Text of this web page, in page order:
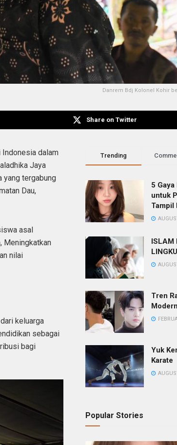
Danrem Bdj Kolonel Kohir
Share on Twitter
Indonesia dalam
Jaya
yang tergabung
Dau,
asal
Meningkatkan
nilai
keluarga
sebagai
bagi
Trending
5
untuk
Tampil
ISLAM
Tren
Yuk
Karate
Popular Stories